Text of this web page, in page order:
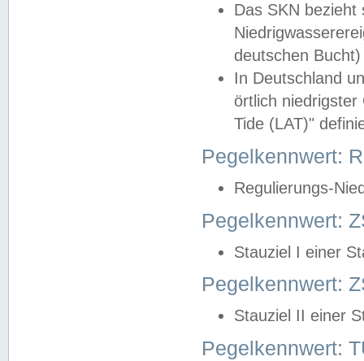
Das SKN
deutschen
In Deutschland
örtlich
Tide (LAT)"
Pegelkennwert:
Regulierungs-
Pegelkennwert:
Stauziel I einer
Pegelkennwert:
Stauziel II einer
Pegelkennwert: